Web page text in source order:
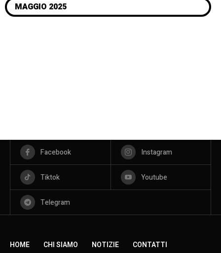
MAGGIO 2025
Facebook Instagram
Tiktok Youtube
Telegram
HOME CHI SIAMO NOTIZIE
CONTATTI